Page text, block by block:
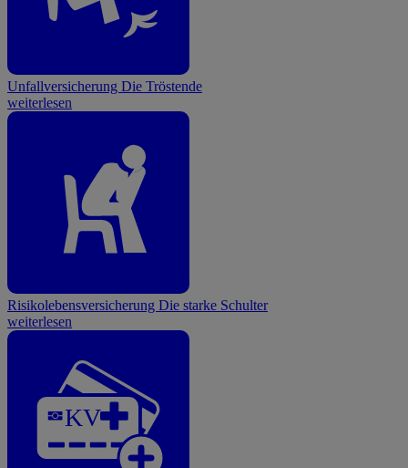
Unfallversicherung Die Tröstende
weiterlesen
Risikolebensversicherung Die starke Schulter
weiterlesen
KV